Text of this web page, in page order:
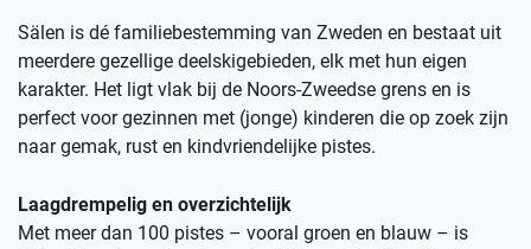
Sälen is dé familiebestemming van Zweden en bestaat uit
meerdere gezellige deelskigebieden, elk met hun eigen
karakter. Het ligt vlak bij de Noors-Zweedse grens en is
perfect voor gezinnen met (jonge) kinderen die op zoek zijn
naar gemak, rust en kindvriendelijke pistes.
Laagdrempelig en overzichtelijk
Met meer dan 100 pistes – vooral groen en blauw – is